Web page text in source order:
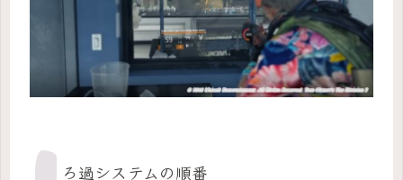
ろ過システムの順番